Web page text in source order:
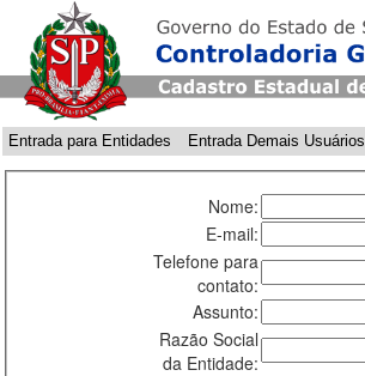
Entrada para Entidades Entrada Demais Usuários
Nome:
E-mail:
Telefone para
contato:
Assunto:
Razão Social
da Entidade: